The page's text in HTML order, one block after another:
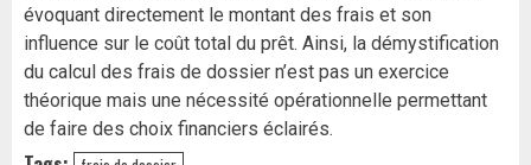
évoquant directement le montant des frais et son
influence sur le coût total du prêt. Ainsi, la démystification
du calcul des frais de dossier n’est pas un exercice
théorique mais une nécessité opérationnelle permettant
de faire des choix financiers éclairés.